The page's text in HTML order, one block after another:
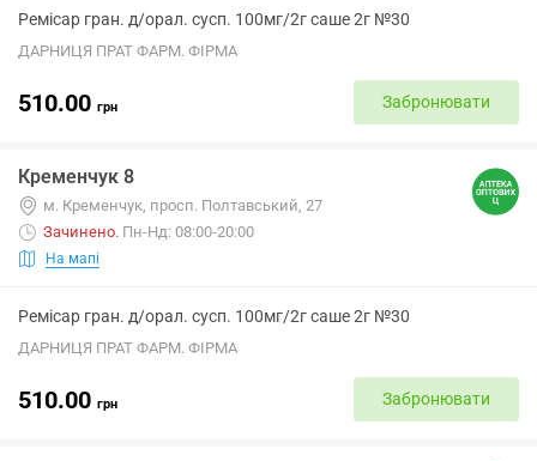
Ремісар гран. д/орал. сусп. 100мг/2г саше 2г №30
ДАРНИЦЯ ПРАТ ФАРМ. ФІРМА
510.00 грн Забронювати
Кременчук 8
м. Кременчук, просп. Полтавський, 27
Зачинено. Пн-Нд: 08:00-20:00
На мапі
Ремісар гран. д/орал. сусп. 100мг/2г саше 2г №30
ДАРНИЦЯ ПРАТ ФАРМ. ФІРМА
510.00 грн Забронювати